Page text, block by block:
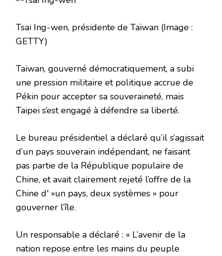
Tsai Ing-wen, présidente de Taïwan (Image :
GETTY)
Taïwan, gouverné démocratiquement, a subi
une pression militaire et politique accrue de
Pékin pour accepter sa souveraineté, mais
Taipei s’est engagé à défendre sa liberté.
Le bureau présidentiel a déclaré qu’il s’agissait
d’un pays souverain indépendant, ne faisant
pas partie de la République populaire de
Chine, et avait clairement rejeté l’offre de la
Chine d' »un pays, deux systèmes » pour
gouverner l’île.
Un responsable a déclaré : « L’avenir de la
nation repose entre les mains du peuple